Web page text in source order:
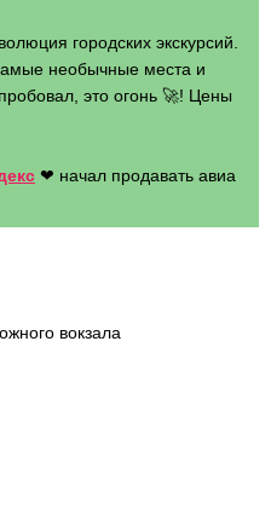
городских экскурсий.
необычные места и
это огонь 🚀! Цены
❤ начал продавать авиа
вокзала